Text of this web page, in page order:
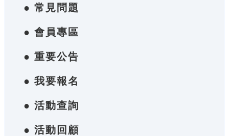
● 常見問題
● 會員專區
● 重要公告
● 我要報名
● 活動查詢
● 活動回顧